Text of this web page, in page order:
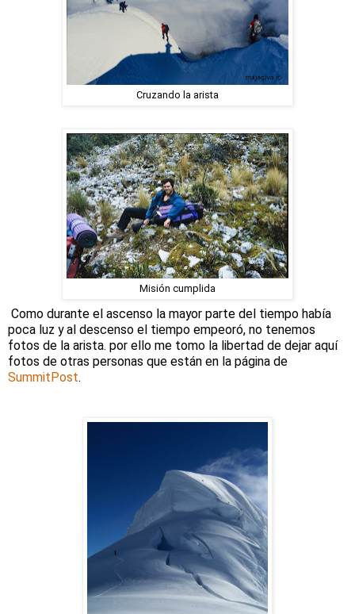
Cruzando la arista
Misión cumplida
Como durante el ascenso la mayor parte del tiempo había
poca luz y al descenso el tiempo empeoró, no tenemos
fotos de la arista. por ello me tomo la libertad de dejar aquí
fotos de otras personas que están en la página de
SummitPost.